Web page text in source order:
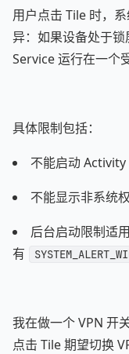
用户点击 Tile 时，
异：如果设备处于
Service 运行在一个
具体限制包括：
不能启动
不能显示非系统
后台启动限制适
有
我在做一个 VPN 开
点击 Tile 期望切换